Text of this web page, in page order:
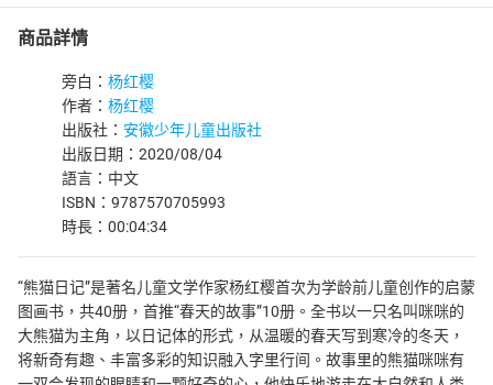
商品詳情
旁白： 杨红樱
作者： 杨红樱
出版社： 安徽少年儿童出版社
出版日期：2020/08/04
語言：中文
ISBN：9787570705993
時長：00:04:34
“熊猫日记”是著名儿童文学作家杨红樱首次为学龄前儿童创作的启蒙
图画书，共40册，首推“春天的故事”10册。全书以一只名叫咪咪的
大熊猫为主角，以日记体的形式，从温暖的春天写到寒冷的冬天，
将新奇有趣、丰富多彩的知识融入字里行间。故事里的熊猫咪咪有